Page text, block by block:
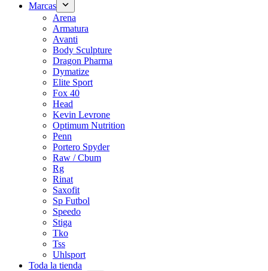
Marcas
Arena
Armatura
Avanti
Body Sculpture
Dragon Pharma
Dymatize
Elite Sport
Fox 40
Head
Kevin Levrone
Optimum Nutrition
Penn
Portero Spyder
Raw / Cbum
Rg
Rinat
Saxofit
Sp Futbol
Speedo
Stiga
Tko
Tss
Uhlsport
Toda la tienda